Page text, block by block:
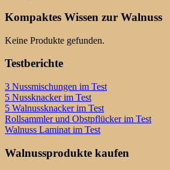
Kompaktes Wissen zur Walnuss
Keine Produkte gefunden.
Testberichte
3 Nussmischungen im Test
5 Nussknacker im Test
5 Walnussknacker im Test
Rollsammler und Obstpflücker im Test
Walnuss Laminat im Test
Walnussprodukte kaufen